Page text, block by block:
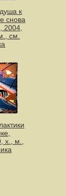
к
снова
2004,
см.
х., м.,